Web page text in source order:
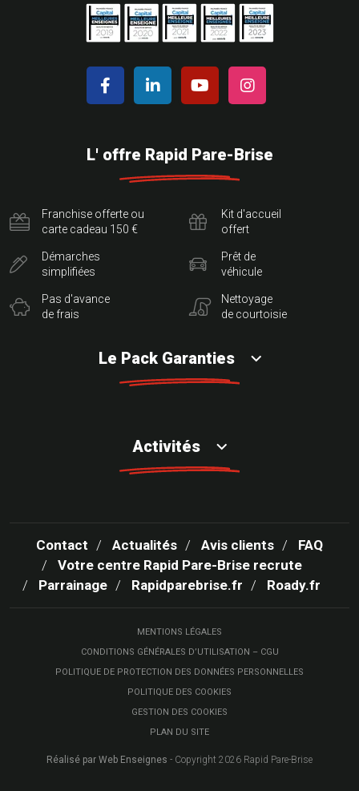
L' offre Rapid Pare-Brise
Franchise offerte ou
carte cadeau 150 €
Démarches
simplifiées
Pas d'avance
de frais
Kit d'accueil
offert
Prêt de
véhicule
Nettoyage
de courtoisie
Le Pack Garanties
Activités
Contact Actualités Avis clients
FAQ
Votre centre Rapid Pare-Brise recrute
Parrainage
Rapidparebrise.fr Roady.fr
MENTIONS LÉGALES
CONDITIONS GÉNÉRALES D’UTILISATION – CGU
POLITIQUE DE PROTECTION DES DONNÉES PERSONNELLES
POLITIQUE DES COOKIES
GESTION DES COOKIES
PLAN DU SITE
Réalisé par Web Enseignes - Copyright 2026 Rapid Pare-Brise